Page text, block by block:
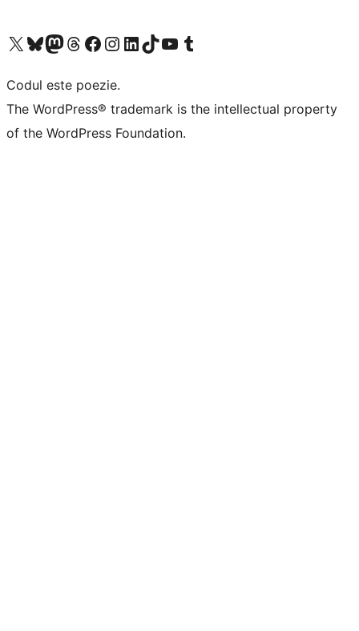
Mergi la contul nostru X (fost Twitter)
Vizitează contul nostru Bluesky
Vizitează contul nostru Mastodon
Vizitează contul nostru Threads
Vizitează pagina noastră Facebook
Vizitează-ne pe Instagram
Vizitează-ne pe LinkedIn
Vizitează contul nostru TikTok
Vizitează canalul nostru YouTube
Vizitează contul nostru Tumblr
Codul este poezie.
The WordPress® trademark is the intellectual property
of the WordPress Foundation.